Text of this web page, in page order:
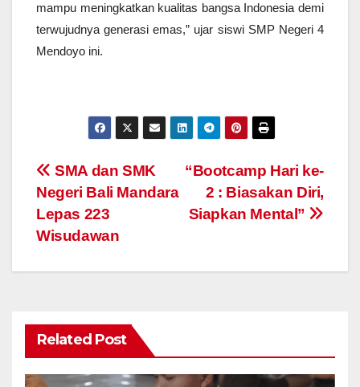
mampu meningkatkan kualitas bangsa Indonesia demi
terwujudnya generasi emas,” ujar siswi SMP Negeri 4
Mendoyo ini.
Navigasi
pos
“Bootcamp Hari ke-
2 : Biasakan Diri,
Siapkan Mental”
SMA dan SMK
Negeri Bali Mandara
Lepas 223
Wisudawan
Related Post